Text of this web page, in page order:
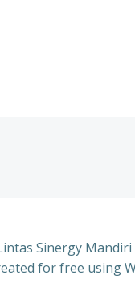
Sinergy
for free using